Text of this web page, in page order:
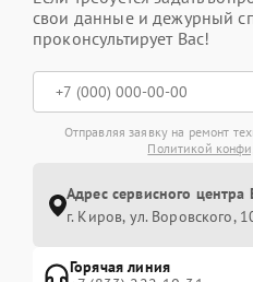
свои данные и дежурный
проконсультирует Вас!
Отправляя заявку на ремонт
Политикой
Адрес сервисного центра
г. Киров, ул. Воровского,
Горячая линия